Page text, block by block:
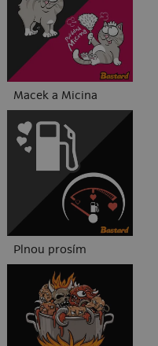
Macek a Micina
Plnou prosím